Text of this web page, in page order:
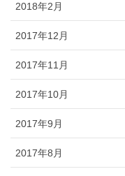
2018年2月
2017年12月
2017年11月
2017年10月
2017年9月
2017年8月